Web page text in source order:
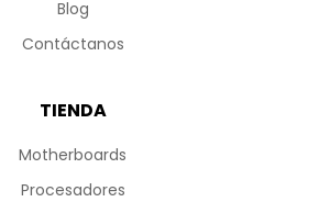
Blog
Contáctanos
TIENDA
Motherboards
Procesadores